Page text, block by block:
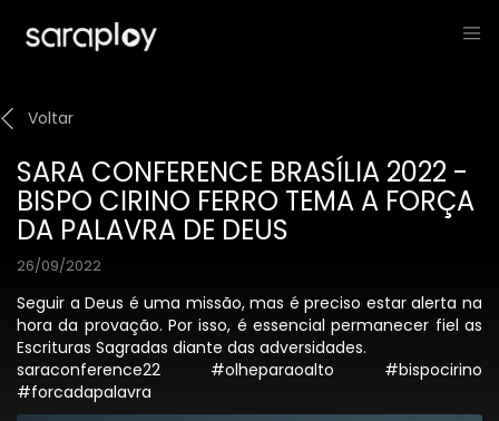
Voltar
SARA CONFERENCE BRASÍLIA 2022 -
BISPO CIRINO FERRO TEMA A FORÇA
DA PALAVRA DE DEUS
26/09/2022
Seguir a Deus é uma missão, mas é preciso estar alerta na
hora da provação. Por isso, é essencial permanecer fiel as
Escrituras Sagradas diante das adversidades.
saraconference22 #olheparaoalto #bispocirino
#forcadapalavra